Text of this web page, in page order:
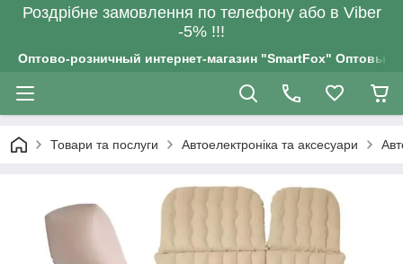
Роздрiбне замовлення по телефону або в Viber
-5% !!!
Оптово-розничный интернет-магазин "SmartFox" Оптовым
Товари та послуги Автоелектроніка та аксесуари